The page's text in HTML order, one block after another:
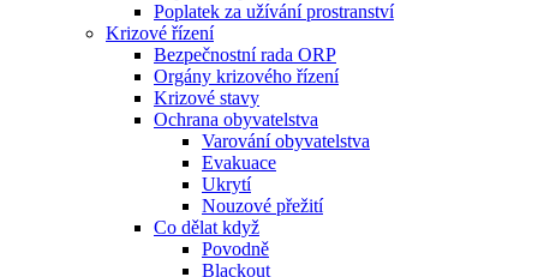
Poplatek za užívání prostranství
Krizové řízení
Bezpečnostní rada ORP
Orgány krizového řízení
Krizové stavy
Ochrana obyvatelstva
Varování obyvatelstva
Evakuace
Ukrytí
Nouzové přežití
Co dělat když
Povodně
Blackout